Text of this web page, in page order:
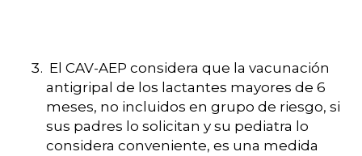
El CAV-AEP considera que la vacunación
antigripal de los lactantes mayores de 6
meses, no incluidos en grupo de riesgo, si
sus padres lo solicitan y su pediatra lo
considera conveniente, es una medida